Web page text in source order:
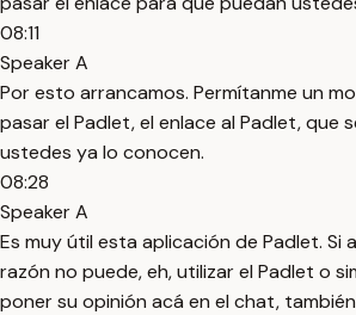
08:11
Speaker A
Por esto arrancamos. Permítanme un
pasar el Padlet, el enlace al Padlet, que
ustedes ya lo conocen.
08:28
Speaker A
Es muy útil esta aplicación de Padlet. Si
razón no puede, eh, utilizar el Padlet o
poner su opinión acá en el chat,